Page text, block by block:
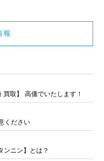
報
取】 高価でいたします！
ください
ンニン】とは？